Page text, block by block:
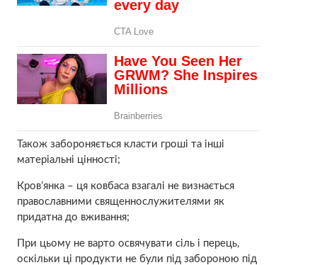
Також забороняється класти гроші та інші
матеріальні цінності;
Кров’янка – ця ковбаса взагалі не визнається
православними священнослужителями як
придатна до вживання;
При цьому не варто освячувати сіль і перець,
оскільки ці продукти не були під забороною під